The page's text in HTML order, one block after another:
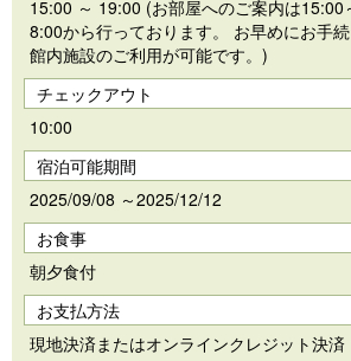
15:00 ～ 19:00 (お部屋へのご案内は15:00
8:00から行っております。 お早めにお手
館内施設のご利用が可能です。)
チェックアウト
10:00
宿泊可能期間
2025/09/08 ～2025/12/12
お食事
朝夕食付
お支払方法
現地決済またはオンラインクレジット決済